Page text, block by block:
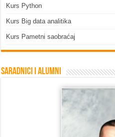
Kurs Python
Kurs Big data analitika
Kurs Pametni saobraćaj
Saradnici i Alumni